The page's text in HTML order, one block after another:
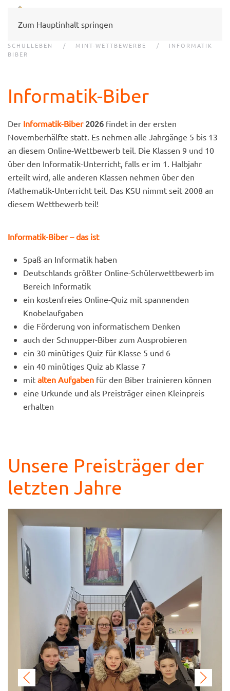
Zum Hauptinhalt springen
SCHULLEBEN MINT-WETTBEWERBE
INFORMATIK
BIBER
Informatik-Biber
Der Informatik-Biber 2026 findet in der ersten
Novemberhälfte statt. Es nehmen alle Jahrgänge 5 bis 13
an diesem Online-Wettbewerb teil. Die Klassen 9 und 10
über den Informatik-Unterricht, falls er im 1. Halbjahr
erteilt wird, alle anderen Klassen nehmen über den
Mathematik-Unterricht teil. Das KSU nimmt seit 2008 an
diesem Wettbewerb teil!
Informatik-Biber – das ist
Spaß an Informatik haben
Deutschlands größter Online-Schülerwettbewerb im
Bereich Informatik
ein kostenfreies Online-Quiz mit spannenden
Knobelaufgaben
die Förderung von informatischem Denken
auch der Schnupper-Biber zum Ausprobieren
ein 30 minütiges Quiz für Klasse 5 und 6
ein 40 minütiges Quiz ab Klasse 7
mit alten Aufgaben für den Biber trainieren können
eine Urkunde und als Preisträger einen Kleinpreis
erhalten
Unsere Preisträger der
letzten Jahre